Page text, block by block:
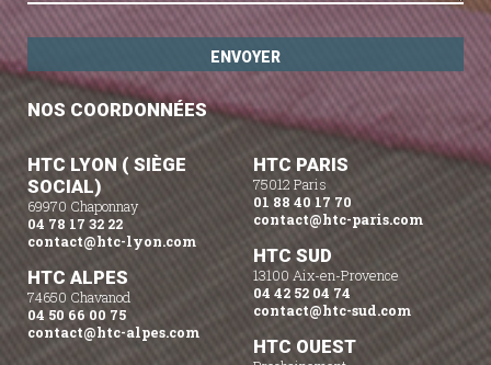
NOS COORDONNÉES
HTC LYON ( SIÈGE
SOCIAL)
69970 Chaponnay
04 78 17 32 22
contact@htc-lyon.com
HTC ALPES
74650 Chavanod
04 50 66 00 75
contact@htc-alpes.com
HTC PARIS
75012 Paris
01 88 40 17 70
contact@htc-paris.com
HTC SUD
13100 Aix-en-Provence
04 42 52 04 74
contact@htc-sud.com
HTC OUEST